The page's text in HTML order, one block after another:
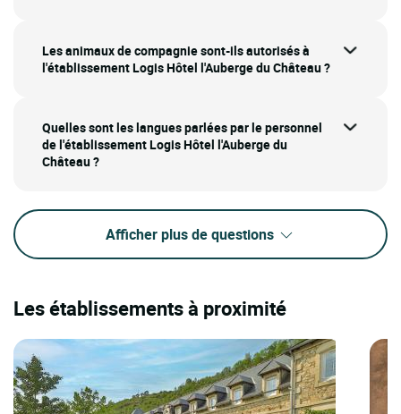
Les animaux de compagnie sont-ils autorisés à
l'établissement Logis Hôtel l'Auberge du Château ?
Quelles sont les langues parlées par le personnel
de l'établissement Logis Hôtel l'Auberge du
Château ?
Afficher plus de questions
Les établissements à proximité